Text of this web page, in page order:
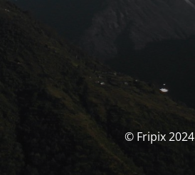
© Fripix 2024